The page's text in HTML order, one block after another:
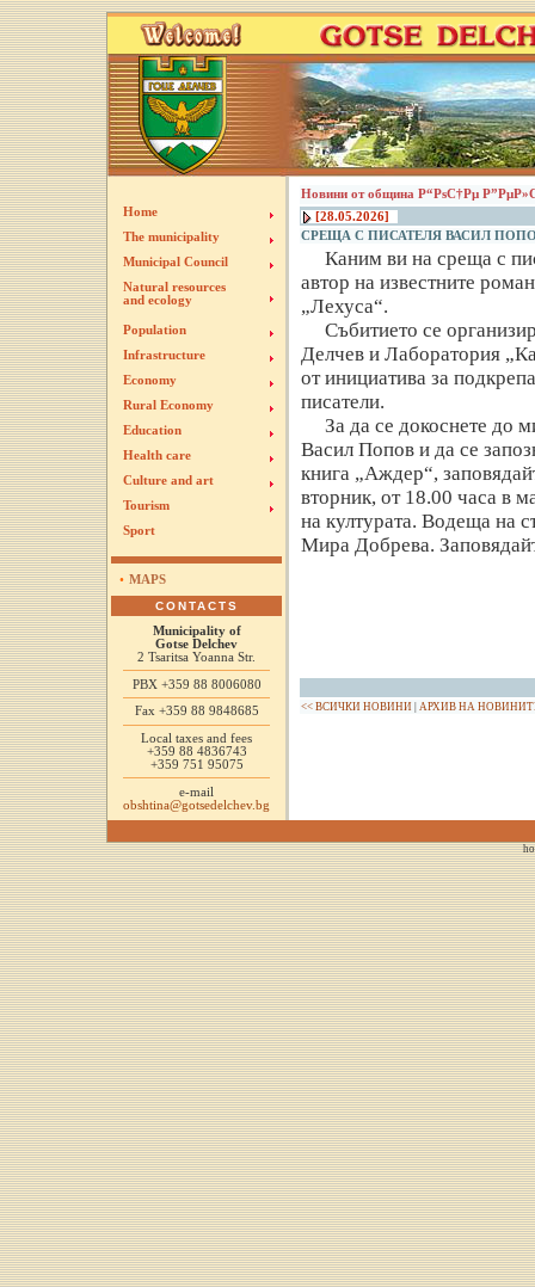
• MAPS
CONTACTS
Municipality of
Gotse Delchev
2 Tsaritsa Yoanna Str.
PBX +359 88 8006080
Fax +359 88 9848685
Local taxes and fees
+359 88 4836743
+359 751 95075
e-mail
obshtina@gotsedelchev.bg
Новини от община Р“РѕС†Рµ
[28.05.2026]
СРЕЩА С ПИСАТЕЛЯ ВАСИЛ
Каним ви на среща с
автор на известните
„Лехуса“.
Събитието се
Делчев и Лаборатория
от инициатива за
писатели.
За да се докоснете до
Васил Попов и да се
книга „Аждер“,
вторник, от 18.00 часа в
на културата. Водеща на
Мира Добрева.
<< ВСИЧКИ НОВИНИ АРХИВ НА
Home
The municipality
Municipal Council
Natural resources
and ecology
Population
Infrastructure
Economy
Rural Economy
Education
Health care
Culture and art
Tourism
Sport